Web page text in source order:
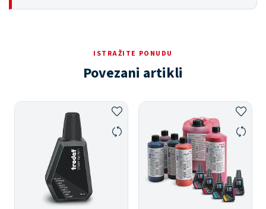
ISTRAŽITE PONUDU
Povezani artikli